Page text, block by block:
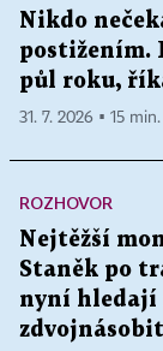
Nikdo
postižením.
půl roku,
31. 7. 2026 ▪ 15
ROZHOVOR
Nejtěžší
Staněk po
nyní hledají